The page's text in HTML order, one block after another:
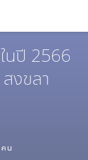
นปี 2566
งขลา
คน